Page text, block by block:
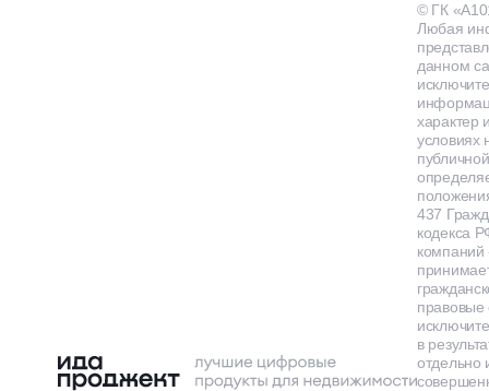
© ГК
Любая
данном
характер
условиях
437
кодекса
правовые
в
отдельно